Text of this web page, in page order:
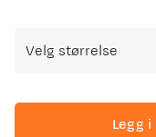
Velg størrelse
Legg